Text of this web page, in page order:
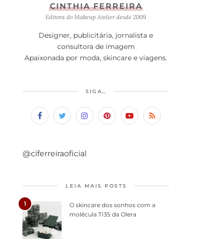
CINTHIA FERREIRA
Editora do Makeup Atelier desde 2009
Designer, publicitária, jornalista e
consultora de imagem
Apaixonada por moda, skincare e viagens.
SIGA…
@ciferreiraoficial
LEIA MAIS POSTS
1
O skincare dos sonhos com a
molécula TI35 da Olera